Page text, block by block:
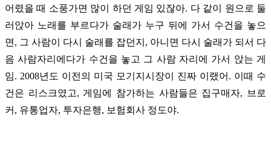
어렸을 때 소풍가면 많이 하던 게임 있잖아. 다 같이 원으로 둘
러앉아 노래를 부르다가 술래가 누구 뒤에 가서 수건을 놓으
면, 그 사람이 다시 술래를 잡던지, 아니면 다시 술래가 되서 다
음 사람자리에다가 수건을 놓고 그 사람 자리에 가서 앉는 게
임. 2008년도 이전의 미국 모기지시장이 진짜 이랬어. 이때 수
건은 리스크였고, 게임에 참가하는 사람들은 집구매자, 브로
커, 유통업자, 투자은행, 보험회사 정도야.